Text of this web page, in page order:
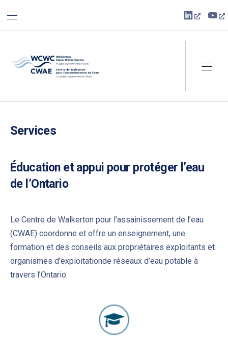
BAR NAVIGATION New
Walkerton Clean Water Centre
Services
Éducation et appui pour protéger l’eau
de l’Ontario
Le Centre de Walkerton pour l’assainissement de l’eau
(CWAE) coordonne et offre un enseignement, une
formation et des conseils aux propriétaires exploitants et
organismes d’exploitationde réseaux d’eau potable à
travers l’Ontario.